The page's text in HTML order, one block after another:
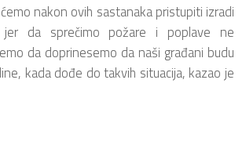
nakon ovih sastanaka pristupiti izradi
jer da sprečimo požare i poplave ne
da doprinesemo da naši građani budu
kada dođe do takvih situacija, kazao je